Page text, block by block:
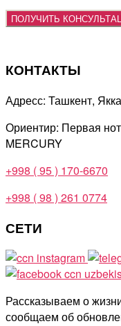
КОНТАКТЫ
Адресс: Ташкент,
Ориентир: Первая
MERCURY
+998 ( 95 ) 170-6670
+998 ( 98 ) 261 0774
СЕТИ
Рассказываем о
сообщаем об